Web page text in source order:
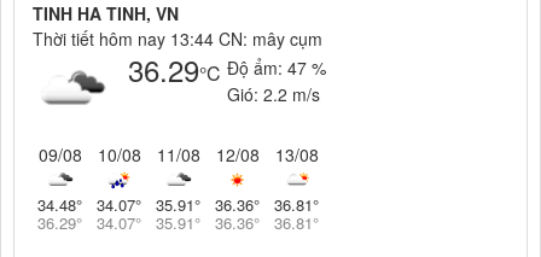
TINH HA TINH, VN
Thời tiết hôm nay 13:44 CN: mây cụm
36.29°C Độ ẩm: 47 %
Gió: 2.2 m/s
09/08
34.48°
36.29°
10/08
34.07°
34.07°
11/08
35.91°
35.91°
12/08
36.36°
36.36°
13/08
36.81°
36.81°